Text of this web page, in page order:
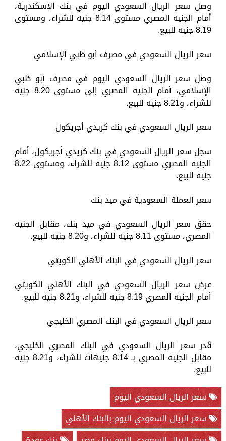
وصل سعر الريال السعودي اليوم في بنك الإسكندرية،
أمام الجنيه المصري مستوى 8.14 جنيه للشراء، ومستوى
8.19 جنيه للبيع.
سعر الريال السعودي في مصرف أبو ظبي الإسلامي
وصل سعر الريال السعودي اليوم في مصرف أبو ظبي
الإسلامي، أمام الجنيه المصري إلى مستوى 8.20 جنيه
للشراء، و8.21 جنيه للبيع.
سعر الريال السعودي في بنك كريدي أجريكول
سجل سعر الريال السعودي في بنك كريدي أجريكول، أمام
الجنيه المصري مستوى 8.12 جنيه للشراء، ومستوى 8.22
جنيه للبيع.
سعر العملة السعودية في ميد بنك
حقق سعر الريال السعودي في ميد بنك، مقابل الجنيه
المصري، مستوى 8.11 جنيه للشراء، و8.20 جنيه للبيع.
سعر الريال السعودي في البنك الأهلي الكويتي
عرض سعر الريال السعودي في البنك الأهلي الكويتي
أمام الجنيه المصري 8.19 جنيه للشراء، و8.21 جنيه للبيع.
سعر الريال السعودي في البنك المصري الخليجي
قُدر سعر الريال السعودي في البنك المصري الخليجي،
مقابل الجنيه المصري بـ 8.14 جنيهات للشراء، و8.21 جنيه
للبيع.
سعر الريال السعودي اليوم
سعر الريال السعودي اليوم بالبنك الأهلي